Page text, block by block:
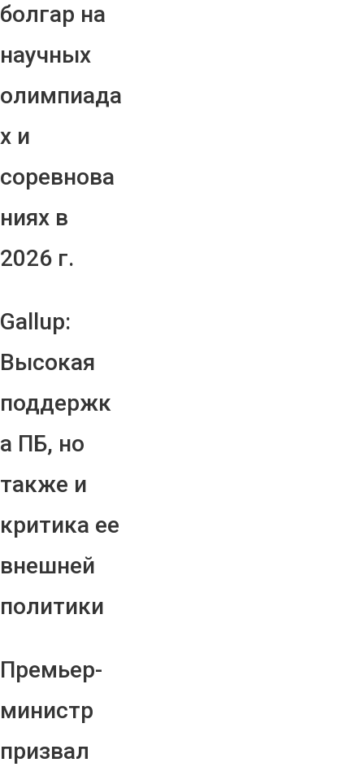
болгар на
научных
олимпиада
х и
соревнова
ниях в
2026 г.
Gallup:
Высокая
поддержк
а ПБ, но
также и
критика ее
внешней
политики
Премьер-
министр
призвал